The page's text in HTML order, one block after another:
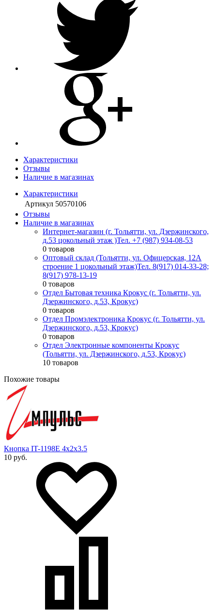
Характеристики
Отзывы
Наличие в магазинах
Характеристики
Артикул 50570106
Отзывы
Наличие в магазинах
Интернет-магазин (г. Тольятти, ул. Дзержинского,
д.53 цокольный этаж )Тел. +7 (987) 934-08-53
0 товаров
Оптовый склад (Тольятти, ул. Офицерская, 12А
строение 1 цокольный этаж)Тел. 8(917) 014-33-28;
8(917) 978-13-19
0 товаров
Отдел Бытовая техника Крокус (г. Тольятти, ул.
Дзержинского, д.53, Крокус)
0 товаров
Отдел Промэлектроника Крокус (г. Тольятти, ул.
Дзержинского, д.53, Крокус)
0 товаров
Отдел Электронные компоненты Крокус
(Тольятти, ул. Дзержинского, д.53, Крокус)
10 товаров
Похожие товары
Кнопка IT-1198E 4x2x3.5
10 руб.